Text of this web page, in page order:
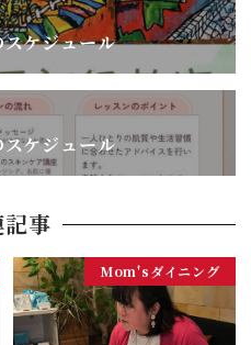
ケジュール
ケジュール
事
Mom'sダイニング